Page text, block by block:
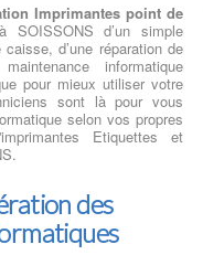
Imprimantes point de
d’un simple
d’une réparation de
informatique
pour mieux utiliser votre
sont là pour vous
selon vos propres
Etiquettes et
des